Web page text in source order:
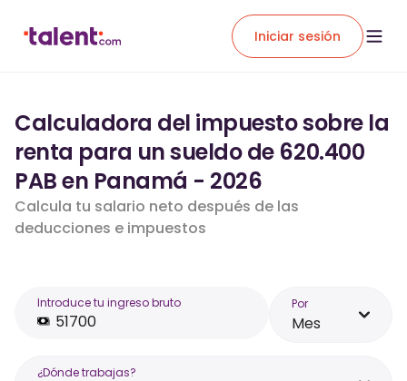
Iniciar sesión
Calculadora del impuesto sobre la
renta para un sueldo de 620.400
PAB en Panamá - 2026
Calcula tu salario neto después de las
deducciones e impuestos
Introduce tu ingreso bruto Por
Mes
¿Dónde trabajas?